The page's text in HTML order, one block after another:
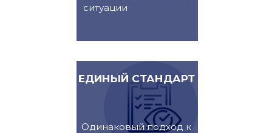
Одинаковый подход к
ЕДИНЫЙ СТАНДАРТ
ситуации